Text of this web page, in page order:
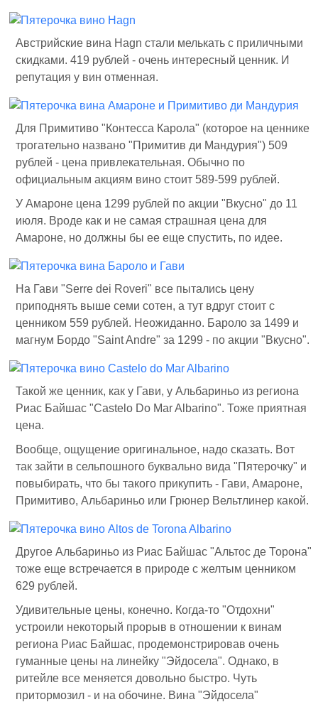
Австрийские вина Hagn стали мелькать с приличными
скидками. 419 рублей - очень интересный ценник. И
репутация у вин отменная.
Для Примитиво "Контесса Карола" (которое на ценнике
трогательно названо "Примитив ди Мандурия") 509
рублей - цена привлекательная. Обычно по
официальным акциям вино стоит 589-599 рублей.
У Амароне цена 1299 рублей по акции "Вкусно" до 11
июля. Вроде как и не самая страшная цена для
Амароне, но должны бы ее еще спустить, по идее.
На Гави "Serre dei Roveri" все пытались цену
приподнять выше семи сотен, а тут вдруг стоит с
ценником 559 рублей. Неожиданно. Бароло за 1499 и
магнум Бордо "Saint Andre" за 1299 - по акции "Вкусно".
Такой же ценник, как у Гави, у Альбариньо из региона
Риас Байшас "Castelo Do Mar Albarino". Тоже приятная
цена.
Вообще, ощущение оригинальное, надо сказать. Вот
так зайти в сельпошного буквально вида "Пятерочку" и
повыбирать, что бы такого прикупить - Гави, Амароне,
Примитиво, Альбариньо или Грюнер Вельтлинер какой.
Другое Альбариньо из Риас Байшас "Альтос де Торона"
тоже еще встречается в природе с желтым ценником
629 рублей.
Удивительные цены, конечно. Когда-то "Отдохни"
устроили некоторый прорыв в отношении к винам
региона Риас Байшас, продемонстрировав очень
гуманные цены на линейку "Эйдосела". Однако, в
ритейле все меняется довольно быстро. Чуть
притормозил - и на обочине. Вина "Эйдосела"